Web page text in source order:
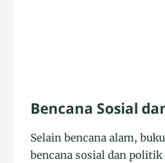
Bencana Sosial
Selain bencana alam,
bencana sosial dan